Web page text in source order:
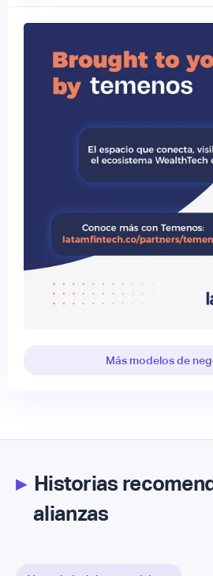
Más modelos de
▸Historias
alianzas